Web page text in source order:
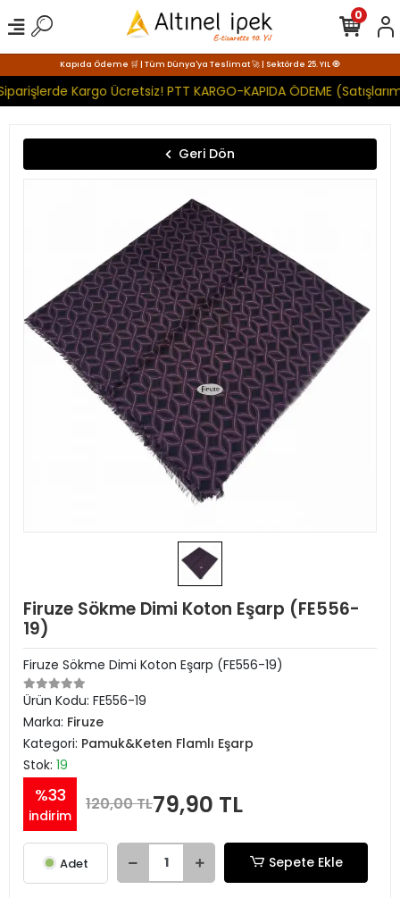
Kapıda Ödeme 🛒 | Tüm Dünya'ya Teslimat 🚀 | Sektörde 25. YIL 🧿
Kargo Ücretsiz! PTT KARGO-KAPIDA ÖDEME
0
Geri Dön
Firuze Sökme Dimi Koton Eşarp (FE556-
19)
Firuze Sökme Dimi Koton Eşarp (FE556-19)
Ürün Kodu: FE556-19
Marka: Firuze
Kategori: Pamuk&Keten Flamlı Eşarp
Stok: 19
%33
indirim
120,00 TL79,90 TL
Adet Sepete Ekle